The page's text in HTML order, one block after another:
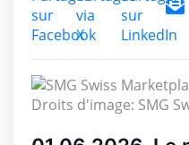
Droits d'image: SMG